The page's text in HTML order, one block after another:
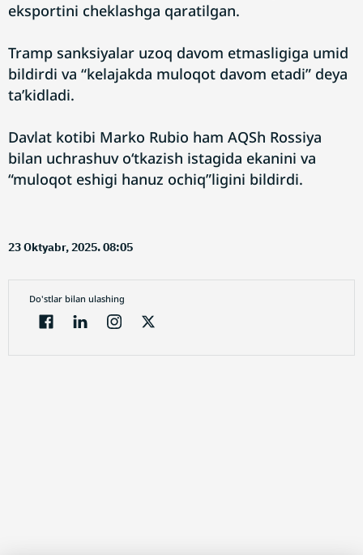
eksportini cheklashga qaratilgan.
Tramp sanksiyalar uzoq davom etmasligiga umid
bildirdi va “kelajakda muloqot davom etadi” deya
ta’kidladi.
Davlat kotibi Marko Rubio ham AQSh Rossiya
bilan uchrashuv o‘tkazish istagida ekanini va
“muloqot eshigi hanuz ochiq”ligini bildirdi.
23 Oktyabr, 2025. 08:05
Do'stlar bilan ulashing